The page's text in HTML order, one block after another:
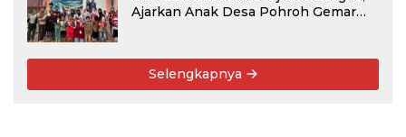
Ajarkan Anak Desa Pohroh Gemar
Selengkapnya